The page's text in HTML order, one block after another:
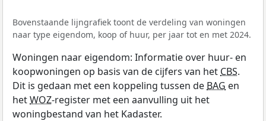
Bovenstaande lijngrafiek toont de verdeling van woningen
naar type eigendom, koop of huur, per jaar tot en met 2024.
Woningen naar eigendom: Informatie over huur- en
koopwoningen op basis van de cijfers van het CBS.
Dit is gedaan met een koppeling tussen de BAG en
hetWOZ-register met een aanvulling uit het
woningbestand van het Kadaster.